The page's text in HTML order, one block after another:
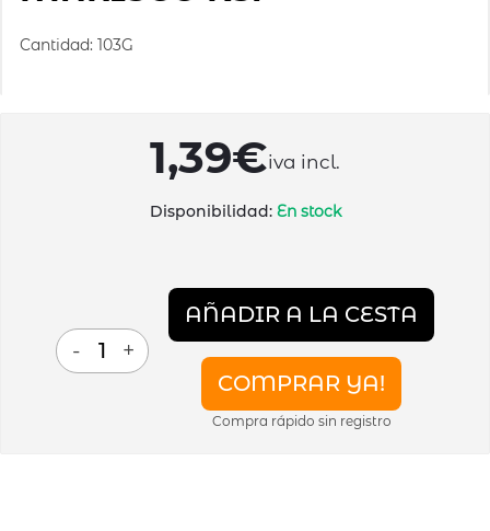
Cantidad: 103G
1,39€iva incl.
Disponibilidad: En stock
- +
AÑADIR A LA CESTA
COMPRAR YA!
Compra rápido sin registro